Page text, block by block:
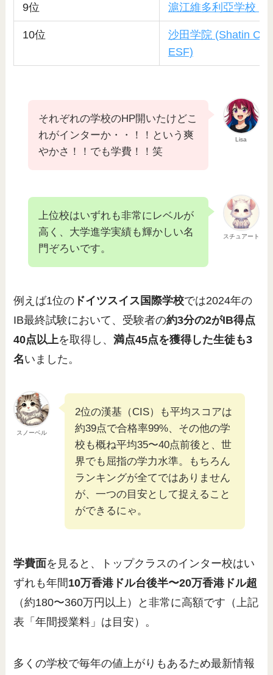
9位 滬江維多利亞学校
10位
沙田学院 (Shatin
ESF)
Lisa
それぞれの学校のHP開いたけどこ
れがインターか・・！！という爽
やかさ！！でも学費！！笑
スチュアート
上位校はいずれも非常にレベルが
高く、大学進学実績も輝かしい名
門ぞろいです。
例えば1位の ドイツスイス国際学校では2024年の
IB最終試験において、受験者の約3分の2がIB得点
40点以上を取得し、満点45点を獲得した生徒も3
名いました。
スノーベル
2位の漢基（CIS）も平均スコアは
約39点で合格率99%、その他の学
校も概ね平均35〜40点前後と、世
界でも屈指の学力水準。もちろん
ランキングが全てではありません
が、一つの目安として捉えること
ができるにゃ。
学費面を見ると、トップクラスのインター校はい
ずれも年間10万香港ドル台後半〜20万香港ドル超
（約180〜360万円以上）と非常に高額です（上記
表「年間授業料」は目安）。
多くの学校で毎年の値上がりもあるため最新情報